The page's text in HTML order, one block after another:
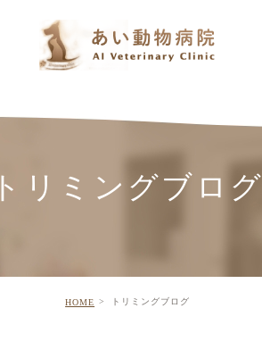
トリミングブログ
HOME トリミングブログ